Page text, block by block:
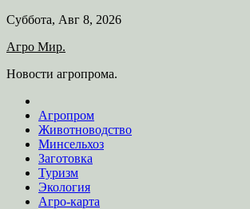
Skip
content
Суббота, Авг 8, 2026
Агро Мир.
Новости агропрома.
Агропром
Животноводство
Минсельхоз
Заготовка
Туризм
Экология
Агро-карта